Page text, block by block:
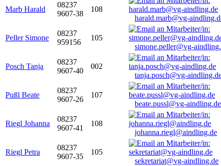
Marb Harald
08237
9607-38
108
harald.marb@vg-
Peller Simone
08237
959156
105
simone.peller@vg-
Posch Tanja
08237
9607-40
002
tanja.posch@vg-
Pußl Beate
08237
9607-26
107
beate.pussl@vg-aindling.de
Riegl Johanna
08237
9607-41
108
johanna.riegl@aindling.de
Riegl Petra
08237
9607-35
105
sekretariat@vg-aindling.de